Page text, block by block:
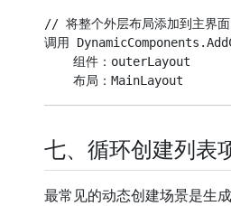
// 将整个外层布局添加到主界面
调用
    组件：outerLayout
七、循环创建列表
最常见的动态创建场景是生